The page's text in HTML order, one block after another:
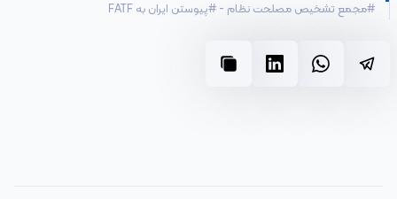
#مجمع تشخیص مصلحت نظام -
#پیوستن ایران به FATF